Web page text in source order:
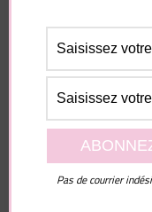
Enregistrer mon
le navigateur
Pas de courrier